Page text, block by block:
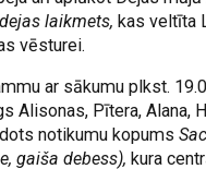
laikmets, kas veltīta
vēsturei.
ar sākumu plkst.
Alisonas, Pītera, Alana,
notikumu kopums
gaiša debess), kura